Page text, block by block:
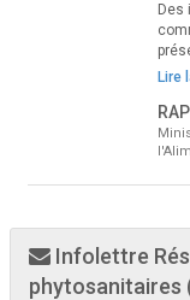
Des
Lire
Infolettre
phytosanitaires